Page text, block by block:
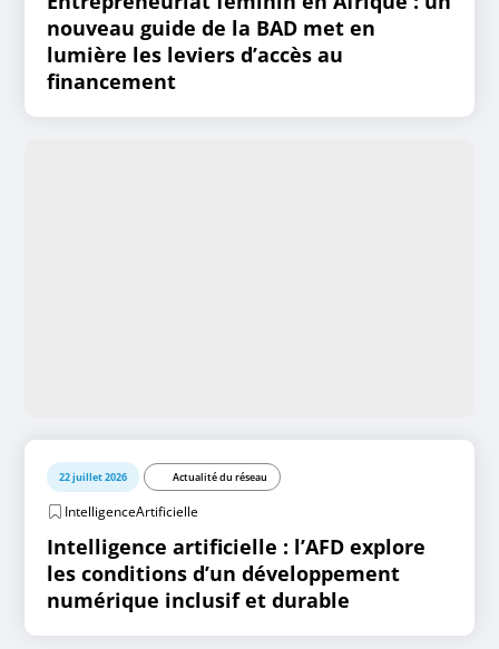
nouveau guide de la BAD met en
lumière les leviers d’accès au
financement
22 juillet 2026 Actualité du réseau
IntelligenceArtificielle
Intelligence artificielle : l’AFD explore
les conditions d’un développement
numérique inclusif et durable